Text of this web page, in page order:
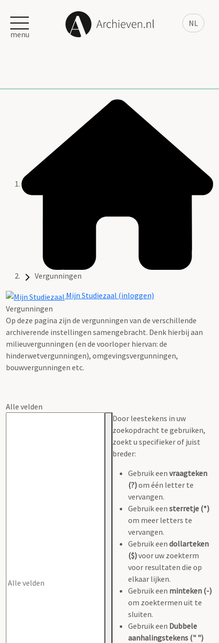
NL
menu
Vergunningen
Mijn Studiezaal (inloggen)
Vergunningen
Op deze pagina zijn de vergunningen van de verschillende
archiverende instellingen samengebracht. Denk hierbij aan
milieuvergunningen (en de voorloper hiervan: de
hinderwetvergunningen), omgevingsvergunningen,
bouwvergunningen etc.
Alle velden
Door leestekens in uw
zoekopdracht te gebruiken,
zoekt u specifieker of juist
breder:
Gebruik een vraagteken
(?)om één letter te
vervangen.
Gebruik een sterretje (*)
om meer letters te
vervangen.
Gebruik een dollarteken
($)voor uw zoekterm
voor resultaten die op
elkaar lijken.
Gebruik een minteken (-)
om zoektermen uit te
sluiten.
Gebruik een Dubbele
aanhalingstekens (" ")